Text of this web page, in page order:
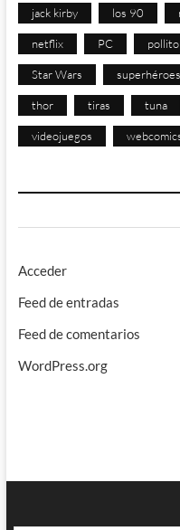
jack kirby los 90
netflix PC pollito
Star Wars superhéroes
thor tiras tuna
videojuegos
Acceder
Feed de entradas
Feed de comentarios
WordPress.org